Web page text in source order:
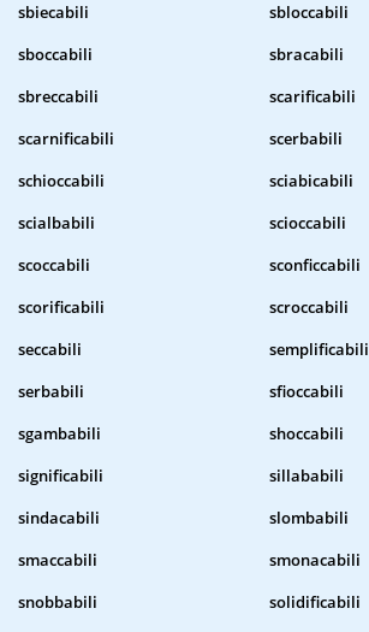
sbiecabili
sbloccabili
sboccabili
sbracabili
sbreccabili
scarificabili
scarnificabili
scerbabili
schioccabili
sciabicabili
scialbabili
scioccabili
scoccabili
sconficcabili
scorificabili
scroccabili
seccabili
semplificabili
serbabili
sfioccabili
sgambabili
shoccabili
significabili
sillababili
sindacabili
slombabili
smaccabili
smonacabili
snobbabili
solidificabili